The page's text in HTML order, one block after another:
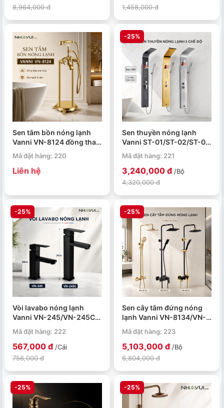
8,964,000 đ
1,458,000 đ
Sen tắm bồn nóng lạnh
Vanni VN-8124 đồng thau
mạ vàng
Mã đặt hàng: 220
Liên hệ
-25%
Sen thuyền nóng lạnh
Vanni ST-01/ST-02/ST-03
inox 304 5 chế độ
Mã đặt hàng: 221
3,240,000 đ /Bộ
4,320,000 đ
-25%
Vòi lavabo nóng lạnh
Vanni VN-245/VN-245C
Mã đặt hàng: 222
567,000 đ /Cái
756,000 đ
-25%
Sen cây tắm đứng nóng
lạnh Vanni VN-8134/VN-
cao cấp
Mã đặt hàng: 223
5,103,000 đ /Bộ
6,804,000 đ
-25% -25%